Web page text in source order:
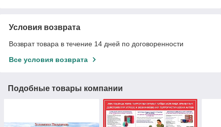
Условия возврата
Возврат товара в течение 14 дней по договоренности
Все условия возврата
Подобные товары компании